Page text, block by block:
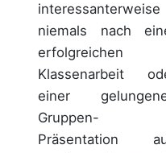
interessanterweise
niemals nach
erfolgreichen
Klassenarbeit
einer
Gruppen-
Präsentation